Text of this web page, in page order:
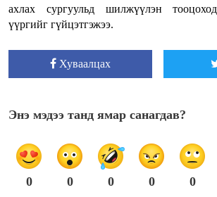
ахлах сургуульд шилжүүлэн
үүргийг гүйцэтгэжээ.
Хуваалцах
Энэ мэдээ танд ямар санагдав?
0 0 0 0 0